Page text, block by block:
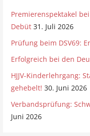
Premierenspektakel
Debüt 31. Juli 2026
Prüfung beim DSV69:
Erfolgreich bei den
HJJV-Kinderlehrgang:
gehebelt! 30. Juni 2026
Verbandsprüfung:
Juni 2026